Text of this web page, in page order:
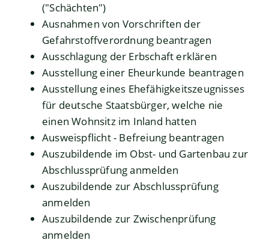
("Schächten")
Ausnahmen von Vorschriften der
Gefahrstoffverordnung beantragen
Ausschlagung der Erbschaft erklären
Ausstellung einer Eheurkunde beantragen
Ausstellung eines Ehefähigkeitszeugnisses
für deutsche Staatsbürger, welche nie
einen Wohnsitz im Inland hatten
Ausweispflicht - Befreiung beantragen
Auszubildende im Obst- und Gartenbau zur
Abschlussprüfung anmelden
Auszubildende zur Abschlussprüfung
anmelden
Auszubildende zur Zwischenprüfung
anmelden